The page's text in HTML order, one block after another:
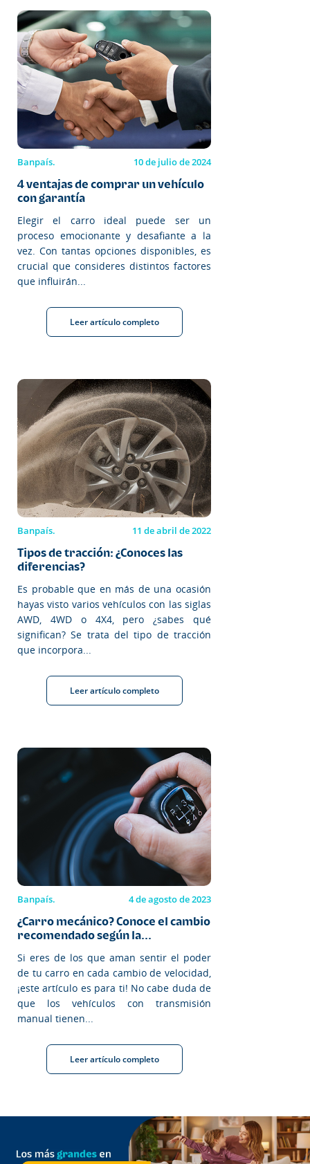
Banpaís. 10 de julio de 2024
4 ventajas de comprar un vehículo
con garantía
Elegir el carro ideal puede ser un
proceso emocionante y desafiante a la
vez. Con tantas opciones disponibles, es
crucial que consideres distintos factores
que influirán...
Leer artículo completo
Banpaís. 11 de abril de 2022
Tipos de tracción: ¿Conoces las
diferencias?
Es probable que en más de una ocasión
hayas visto varios vehículos con las siglas
AWD, 4WD o 4X4, pero ¿sabes qué
significan? Se trata del tipo de tracción
que incorpora...
Leer artículo completo
Banpaís. 4 de agosto de 2023
¿Carro mecánico? Conoce el cambio
recomendado según la...
Si eres de los que aman sentir el poder
de tu carro en cada cambio de velocidad,
¡este artículo es para ti! No cabe duda de
que los vehículos con transmisión
manual tienen...
Leer artículo completo